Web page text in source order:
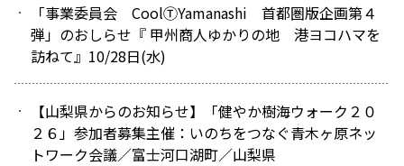
「事業委員会 CoolⓉYamanashi 首都圏版企画第４
弾」のおしらせ『 甲州商人ゆかりの地 港ヨコハマを
訪ねて』10/28日(水)
【山梨県からのお知らせ】「健やか樹海ウォーク２０
２６」参加者募集主催：いのちをつなぐ青木ヶ原ネッ
トワーク会議／富士河口湖町／山梨県